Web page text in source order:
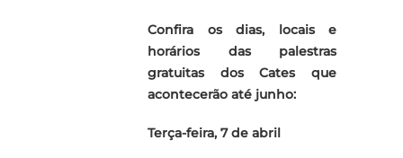
Confira os dias, locais e
horários das palestras
gratuitas dos Cates que
acontecerão até junho:
Terça-feira, 7 de abril